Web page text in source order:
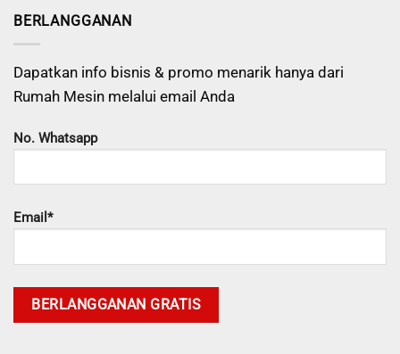
BERLANGGANAN
Dapatkan info bisnis & promo menarik hanya dari
Rumah Mesin melalui email Anda
No. Whatsapp
Email*